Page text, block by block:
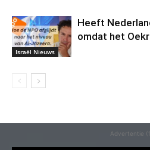
Israël Nieuws
Heeft
omdat het
Advertentie